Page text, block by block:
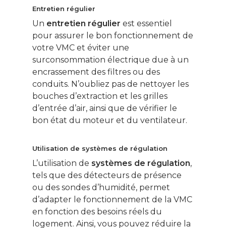
Entretien régulier
Un entretien régulier est essentiel
pour assurer le bon fonctionnement de
votre VMC et éviter une
surconsommation électrique due à un
encrassement des filtres ou des
conduits. N’oubliez pas de nettoyer les
bouches d’extraction et les grilles
d’entrée d’air, ainsi que de vérifier le
bon état du moteur et du ventilateur.
Utilisation de systèmes de régulation
L’utilisation de systèmes de régulation,
tels que des détecteurs de présence
ou des sondes d’humidité, permet
d’adapter le fonctionnement de la VMC
en fonction des besoins réels du
logement. Ainsi, vous pouvez réduire la